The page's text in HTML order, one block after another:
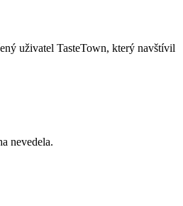
uživatel TasteTown, který navštívil
nevedela.